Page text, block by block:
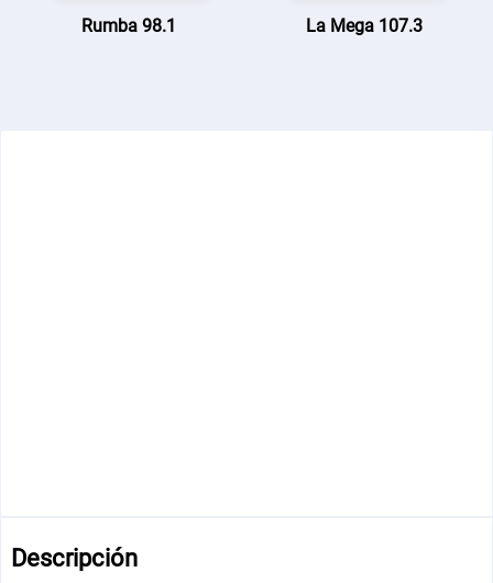
Rumba 98.1 La Mega 107.3
Descripción